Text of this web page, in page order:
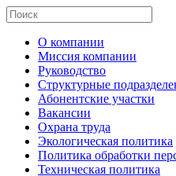
О компании
Миссия компании
Руководство
Структурные
Абонентские участки
Вакансии
Охрана труда
Экологическая политика
Политика обработки
Техническая политика